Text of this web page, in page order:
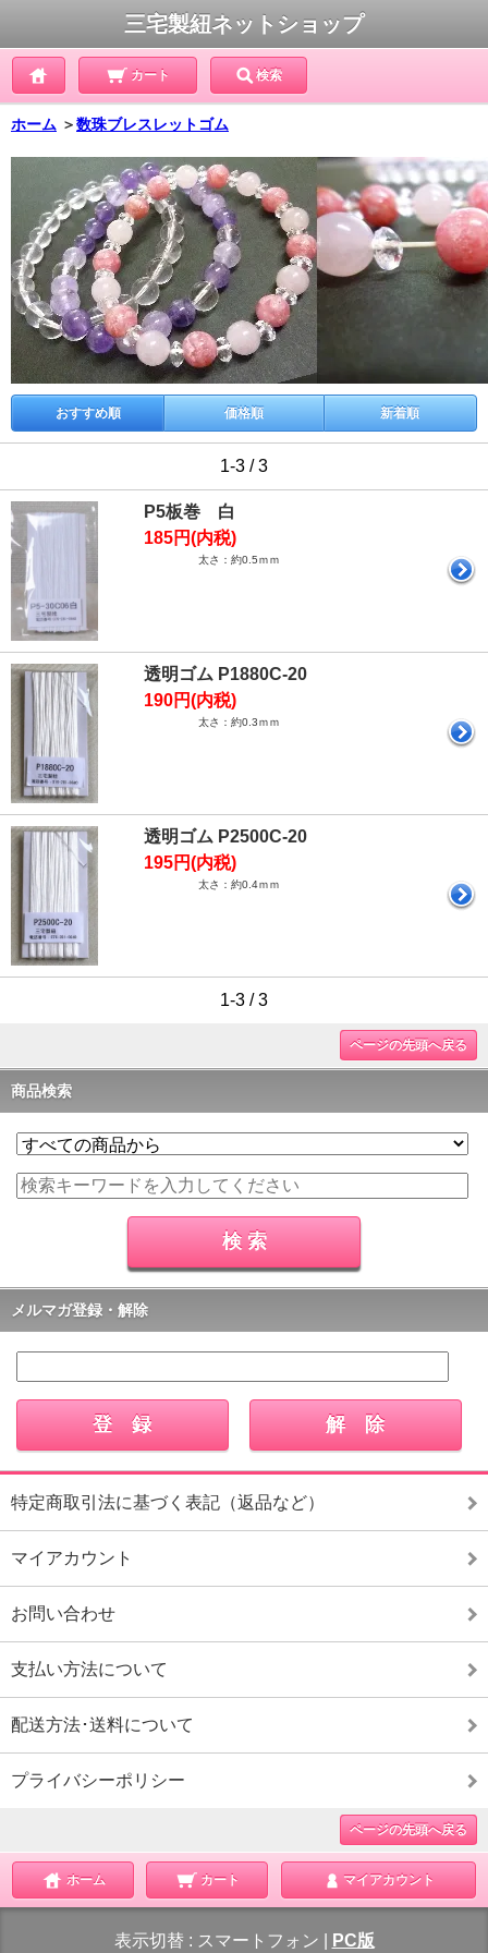
三宅製紐ネットショップ
カート 検索
ホーム ＞数珠ブレスレットゴム
おすすめ順 価格順 新着順
1-3 / 3
P5板巻 白
185円(内税)
太さ：約0.5ｍｍ
透明ゴム P1880C-20
190円(内税)
太さ：約0.3ｍｍ
透明ゴム P2500C-20
195円(内税)
太さ：約0.4ｍｍ
1-3 / 3
ページの先頭へ戻る
商品検索
メルマガ登録・解除
特定商取引法に基づく表記（返品など）
マイアカウント
お問い合わせ
支払い方法について
配送方法･送料について
プライバシーポリシー
ページの先頭へ戻る
ホーム カート マイアカウント
表示切替 : スマートフォン PC版